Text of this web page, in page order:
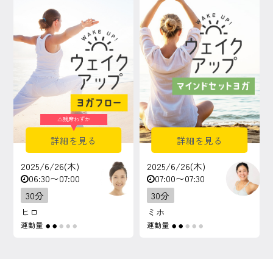
ログイン
会員規約について
クラス参加にあたっての同意書
特定商取引にかかわる表示
プライバシーポリシー
詳細を見る
△残席わずか
2025/6/26(木)
06:30〜07:00
30分
ヒロ
運動量 ● ● ● ● ●
詳細を見る
2025/6/26(木)
07:00〜07:30
30分
ミホ
運動量 ● ● ● ● ●